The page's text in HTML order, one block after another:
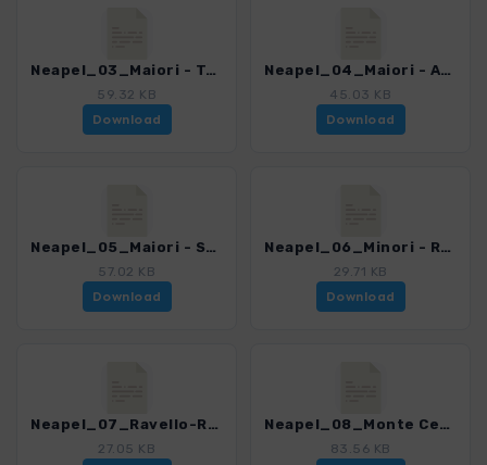
Neapel_03_Maiori - Torre di Chiunzi_4200_7.gpx
59.32 KB
Download
Neapel_04_Maiori - Amalfi_4200_7.gpx
45.03 KB
Download
Neapel_05_Maiori - San Nicola_4200_7.gpx
57.02 KB
Download
Neapel_06_Minori - Ravello - Scala_4200_7.gpx
29.71 KB
Download
Neapel_07_Ravello-Rundweg_4200_7.gpx
27.05 KB
Neapel_08_Monte Cerreto_4200_7.gpx
83.56 KB